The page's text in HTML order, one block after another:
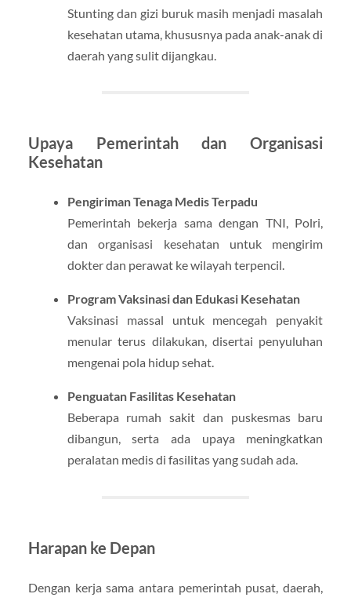
Stunting dan gizi buruk masih menjadi masalah
kesehatan utama, khususnya pada anak-anak di
daerah yang sulit dijangkau.
Upaya Pemerintah dan Organisasi
Kesehatan
Pengiriman Tenaga Medis Terpadu
Pemerintah bekerja sama dengan TNI, Polri,
dan organisasi kesehatan untuk mengirim
dokter dan perawat ke wilayah terpencil.
Program Vaksinasi dan Edukasi Kesehatan
Vaksinasi massal untuk mencegah penyakit
menular terus dilakukan, disertai penyuluhan
mengenai pola hidup sehat.
Penguatan Fasilitas Kesehatan
Beberapa rumah sakit dan puskesmas baru
dibangun, serta ada upaya meningkatkan
peralatan medis di fasilitas yang sudah ada.
Harapan ke Depan
Dengan kerja sama antara pemerintah pusat, daerah,